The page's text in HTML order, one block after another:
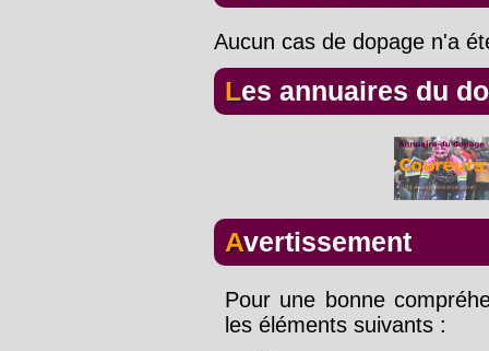
Aucun cas de dopage n'a
Les annuaires du
Avertissement
Pour une bonne
les éléments suivants :